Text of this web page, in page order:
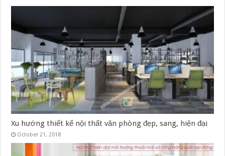
Xu hướng thiết kế nội thất văn phòng đẹp, sang, hiện đại
October 21, 2018